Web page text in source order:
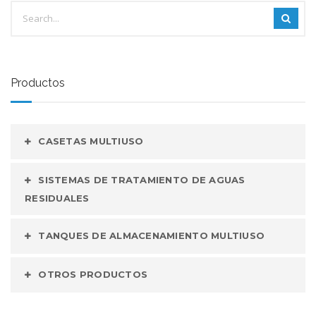
Productos
CASETAS MULTIUSO
SISTEMAS DE TRATAMIENTO DE AGUAS
RESIDUALES
TANQUES DE ALMACENAMIENTO MULTIUSO
OTROS PRODUCTOS